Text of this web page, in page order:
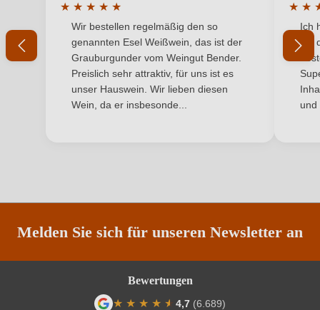
Ort Kaiserstuhl
Qualität Qualitätswein
Weißer Burgunder
Vegan
Weinart Weißwein
Nährwertangaben
Ihr Passwort
Ich habe mein Passwort vergessen
★ ★ ★ ★ ★
Durchschnittliche Bewertung von 5 von 5 Sternen
Wir bestellen regelmäßig den so
genannten Esel Weißwein, das ist der
Grauburgunder vom Weingut Bender.
Preislich sehr attraktiv, für uns ist es
unser Hauswein. Wir lieben diesen
Wein, da er insbesonde...
★ ★
Ich
mit
und
Melden Sie sich für unseren Newsletter an
Bewertungen
★ ★ ★ ★ ★
★ 4,7 (6.689)